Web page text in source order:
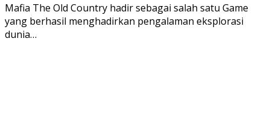
Mafia The Old Country hadir sebagai salah satu Game
yang berhasil menghadirkan pengalaman eksplorasi
dunia…